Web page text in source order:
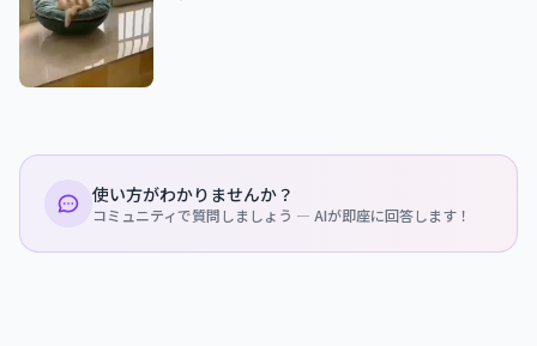
使い方がわかりませんか？
コミュニティで質問しましょう — AIが即座に回答します！